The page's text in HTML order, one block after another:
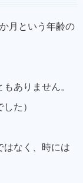
月という年齢の
ありません。
た）
はなく、時には